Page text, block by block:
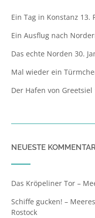
Ein Tag in Konstanz 13.
Ein Ausflug nach
Das echte Norden 30.
Mal wieder ein
Der Hafen von Greetsiel
NEUESTE
Das Kröpeliner Tor –
Schiffe gucken! –
Rostock